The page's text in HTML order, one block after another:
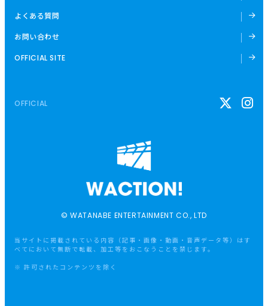
© WATANABE ENTERTAINMENT CO., LTD
よくある質問
お問い合わせ
OFFICIAL SITE
OFFICIAL
当サイトに掲載されている内容（記事・画像・動画・音声データ等）はす
べてにおいて無断で転載、加工等をおこなうことを禁じます。
※ 許可されたコンテンツを除く